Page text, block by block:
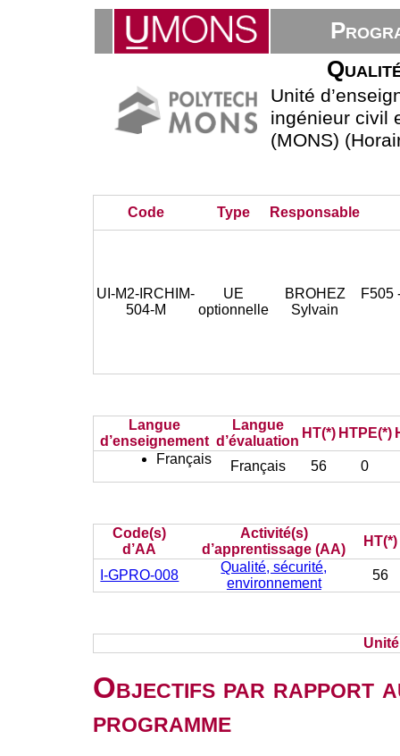
Unité
ingénieur civil
(MONS)
Code Type Responsable
UI-M2-IRCHIM-
504-M
UE
optionnelle
BROHEZ
Sylvain
F505
Langue
d’enseignement
Langue
d’évaluation
HT(*) HTPE(*)
Français
Français 56 0
Code(s)
d’AA
Activité(s)
d’apprentissage (AA)
HT(*)
I-GPRO-008
Qualité, sécurité,
environnement
56
Objectifs par rapport
programme